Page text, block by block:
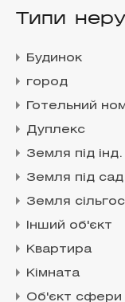
Типи
Будинок
город
Готельний
Дуплекс
Земля під інд.
Земля під сад
Земля
Інший об'єкт
Квартира
Кімната
Об'єкт сфери